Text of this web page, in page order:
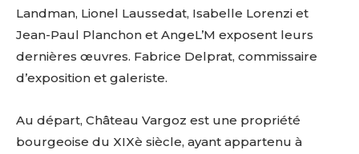
Landman, Lionel Laussedat, Isabelle Lorenzi et
Jean-Paul Planchon et AngeL’M exposent leurs
dernières œuvres. Fabrice Delprat, commissaire
d’exposition et galeriste.
Au départ, Château Vargoz est une propriété
bourgeoise du XIXè siècle, ayant appartenu à